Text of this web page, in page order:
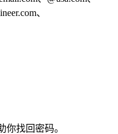
、
你找回密码。